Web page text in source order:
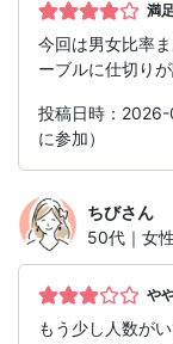
満
今回は男女比率
ーブルに仕切り
投稿日時：
に参加）
ちびさん
50代｜女性
や
もう少し人数が